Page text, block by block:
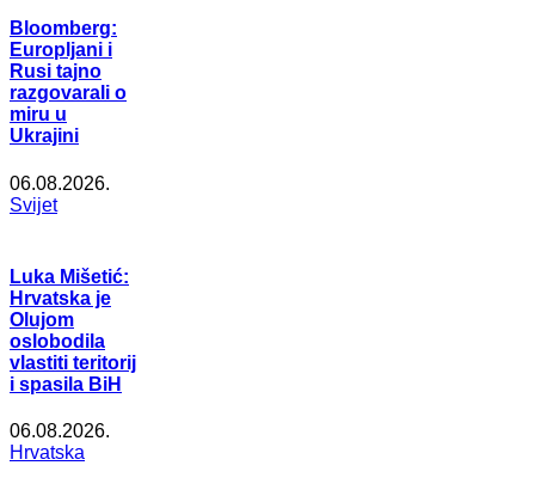
Bloomberg:
Europljani i
Rusi tajno
razgovarali o
miru u
Ukrajini
06.08.2026.
Svijet
Luka Mišetić:
Hrvatska je
Olujom
oslobodila
vlastiti teritorij
i spasila BiH
06.08.2026.
Hrvatska